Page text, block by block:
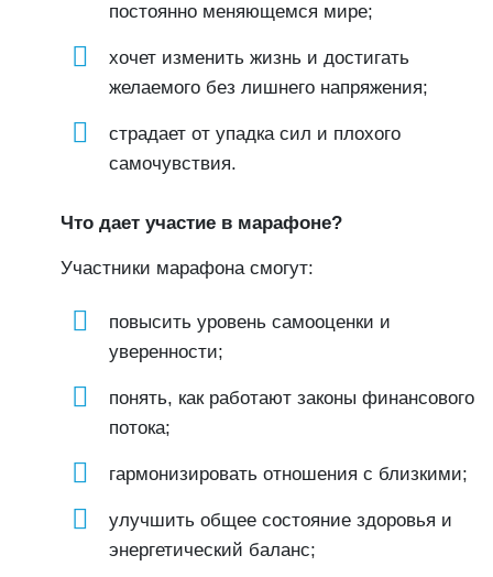
постоянно меняющемся мире;
хочет изменить жизнь и достигать
желаемого без лишнего напряжения;
страдает от упадка сил и плохого
самочувствия.
Что дает участие в марафоне?
Участники марафона смогут:
повысить уровень самооценки и
уверенности;
понять, как работают законы финансового
потока;
гармонизировать отношения с близкими;
улучшить общее состояние здоровья и
энергетический баланс;